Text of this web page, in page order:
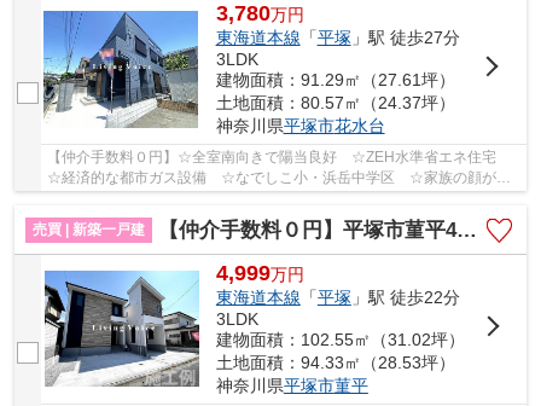
3,780万円
東海道本線 「平塚 」駅 徒歩27分
3LDK
建物面積：91.29㎡（27.61坪）
土地面積：80.57㎡（24.37坪）
神奈川県平塚市花水台
【仲介手数料０円】☆全室南向きで陽当良好 ☆ZEH水準省エネ住宅
☆経済的な都市ガス設備 ☆なでしこ小・浜岳中学区 ☆家族の顔が見
売買 | 新築一戸建
【仲介手数料０円】平塚市菫平4期 新築一戸建て
4,999万円
東海道本線 「平塚 」駅 徒歩22分
3LDK
建物面積：102.55㎡（31.02坪）
土地面積：94.33㎡（28.53坪）
神奈川県平塚市菫平